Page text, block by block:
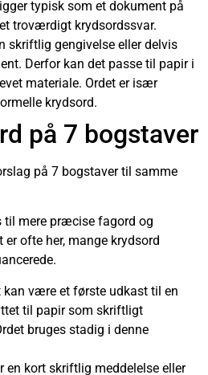
typisk som et dokument på
troværdigt krydsordssvar.
skriftlig gengivelse eller delvis
Derfor kan det passe til papir i
materiale. Ordet er især
krydsord.
på 7 bogstaver
på 7 bogstaver til samme
til mere præcise fagord og
ofte her, mange krydsord
kan være et første udkast til en
til papir som skriftligt
bruges stadig i denne
en kort skriftlig meddelelse eller